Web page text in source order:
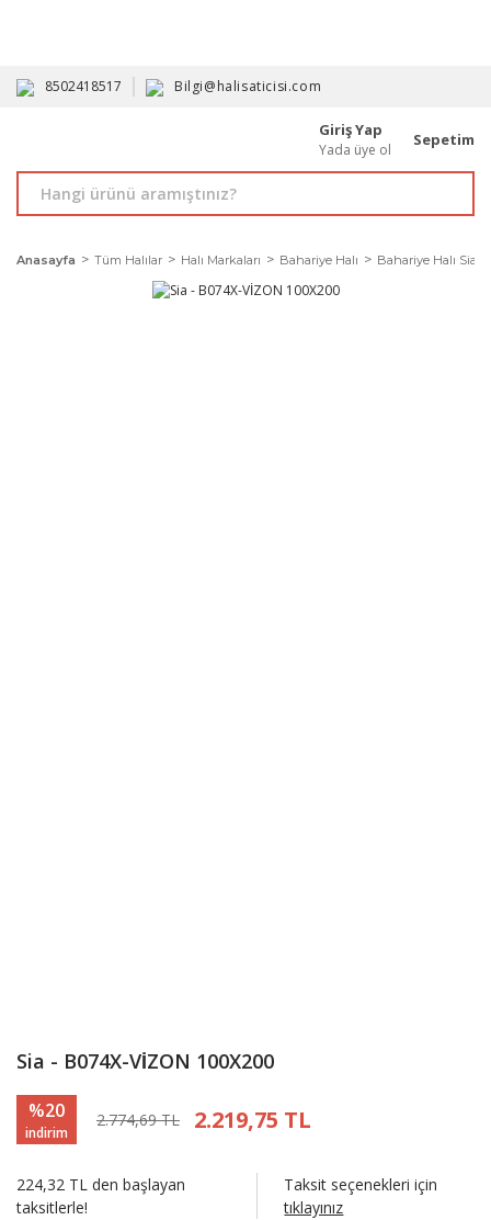
8502418517 Bilgi@halisaticisi.com
Giriş Yap
Yada üye ol
Sepetim
Anasayfa Tüm Halılar Halı Markaları Bahariye Halı Bahariye Halı Sia
Sia - B074X-VİZON 100X200
%20
indirim
2.774,69 TL 2.219,75 TL
224,32 TL den başlayan
taksitlerle!
Taksit seçenekleri için
tıklayınız